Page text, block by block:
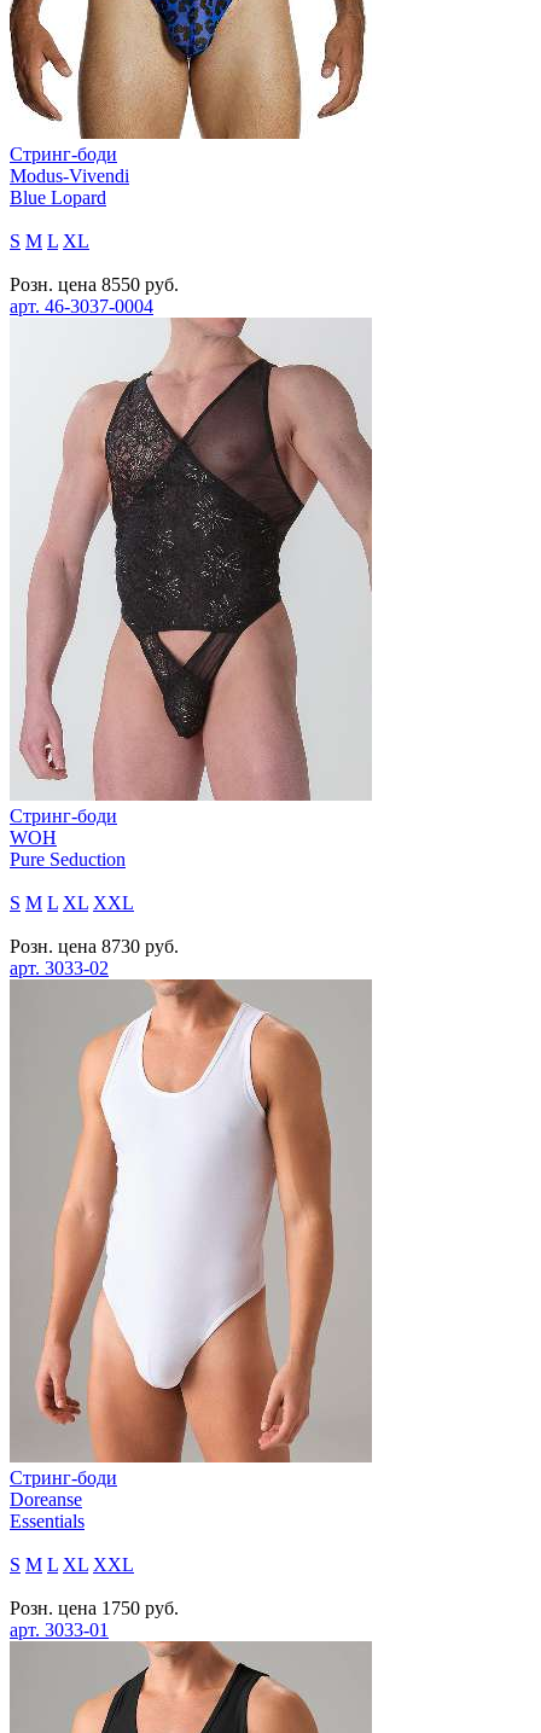
Стринг-боди
Modus-Vivendi
Blue Lopard
S M L XL
Розн. цена 8550 руб.
арт. 46-3037-0004
Стринг-боди
WOH
Pure Seduction
S M L XL XXL
Розн. цена 8730 руб.
арт. 3033-02
Стринг-боди
Doreanse
Essentials
S M L XL XXL
Розн. цена 1750 руб.
арт. 3033-01